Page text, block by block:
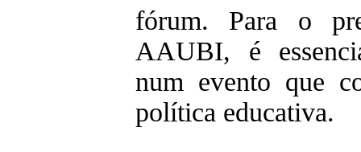
fórum. Para o
AAUBI, é
num evento que
política educativa.